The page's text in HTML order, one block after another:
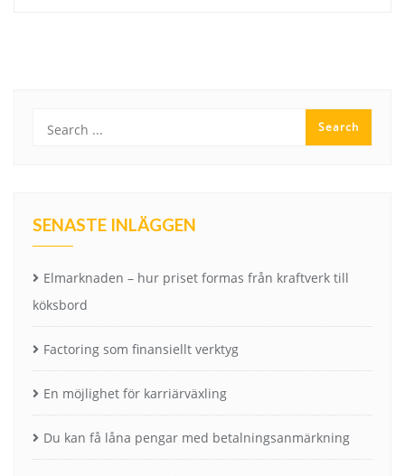
SENASTE INLÄGGEN
Elmarknaden – hur priset formas från kraftverk till
köksbord
Factoring som finansiellt verktyg
En möjlighet för karriärväxling
Du kan få låna pengar med betalningsanmärkning